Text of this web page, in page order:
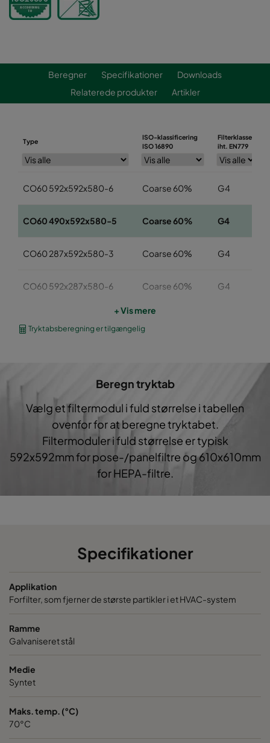
Beregner Specifikationer
Downloads
Relaterede produkter
Artikler
Type
ISO-klassificering
ISO 16890
Filterklasse
iht. EN779
CO60 592x592x580-6 Coarse 60% G4
CO60 490x592x580-5 Coarse 60% G4
CO60 287x592x580-3 Coarse 60% G4
CO60 592x287x580-6 Coarse 60% G4
CO60 490x592x360-5 Coarse 60%
CO60 287x592x360-3 Coarse 60% G4
Coarse 60%
+ Vis mere
Tryktabsberegning er tilgængelig
Beregn tryktab
Vælg et filtermodul i fuld størrelse i tabellen
ovenfor for at beregne tryktabet.
Filtermoduler i fuld størrelse er typisk
592x592mm for pose-/panelfiltre og 610x610mm
for HEPA-filtre.
Specifikationer
Applikation
Forfilter, som fjerner de største partikler i et HVAC-system
Ramme
Galvaniseret stål
Medie
Syntet
Maks. temp. (°C)
70°C